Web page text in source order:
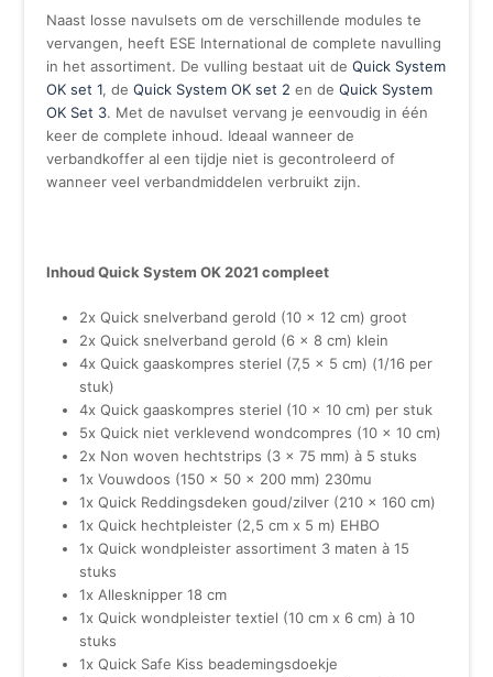
Naast losse navulsets om de verschillende modules te
vervangen, heeft ESE International de complete navulling
in het assortiment. De vulling bestaat uit deQuick System
OK set 1, deQuick System OK set 2 en deQuick System
OK Set 3. Met de navulset vervang je eenvoudig in één
keer de complete inhoud. Ideaal wanneer de
verbandkoffer al een tijdje niet is gecontroleerd of
wanneer veel verbandmiddelen verbruikt zijn.
Inhoud Quick System OK 2021 compleet
2x Quick snelverband gerold (10 x 12 cm) groot
2x Quick snelverband gerold (6 x 8 cm) klein
4x Quick gaaskompres steriel (7,5 x 5 cm) (1/16 per
stuk)
4x Quick gaaskompres steriel (10 x 10 cm) per stuk
5x Quick niet verklevend wondcompres (10 x 10 cm)
2x Non woven hechtstrips (3 x 75 mm) à 5 stuks
1x Vouwdoos (150 x 50 x 200 mm) 230mu
1x Quick Reddingsdeken goud/zilver (210 x 160 cm)
1x Quick hechtpleister (2,5 cm x 5 m) EHBO
1x Quick wondpleister assortiment 3 maten à 15
stuks
1x Allesknipper 18 cm
1x Quick wondpleister textiel (10 cm x 6 cm) à 10
stuks
1x Quick Safe Kiss beademingsdoekje